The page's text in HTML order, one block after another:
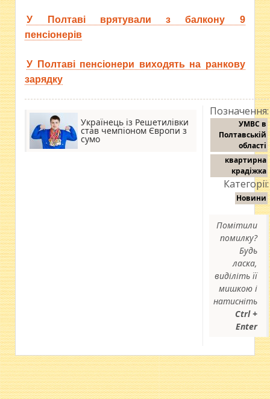
У Полтаві врятували з балкону 9
пенсіонерів
У Полтаві пенсіонери виходять на ранкову
зарядку
Українець із Решетилівки
став чемпіоном Європи з
сумо
Позначення:
УМВС в
Полтавській
області
квартирна
крадіжка
Категорії:
Новини
Помітили
помилку?
Будь
ласка,
виділіть її
мишкою і
натисніть
Ctrl +
Enter